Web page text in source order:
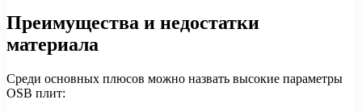
Преимущества и недостатки
материала
Среди основных плюсов можно назвать высокие параметры
OSB плит: